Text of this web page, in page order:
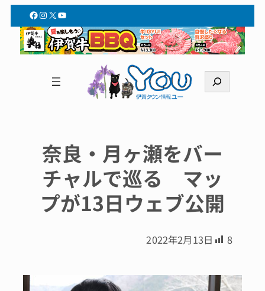
Facebook
Instagram
X YouTube
索
奈良・月ヶ瀬をバー
チャルで巡る マッ
プが13日ウェブ公開
2022年2月13日 8